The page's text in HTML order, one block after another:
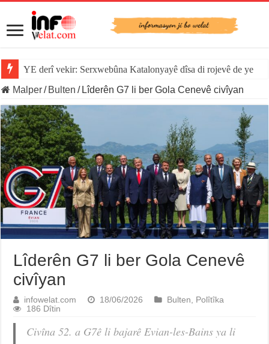
YE derî vekir: Serxwebûna Katalonyayê dîsa di rojevê de ye
Malper/ Bulten / Lîderên G7 li ber Gola Cenevê civîyan
Lîderên G7 li ber Gola Cenevê
civîyan
infowelat.com 18/06/2026 Bulten, Polîtîka
186 Dîtin
Civîna 52. a G7ê li bajarê Evian-les-Bains ya li